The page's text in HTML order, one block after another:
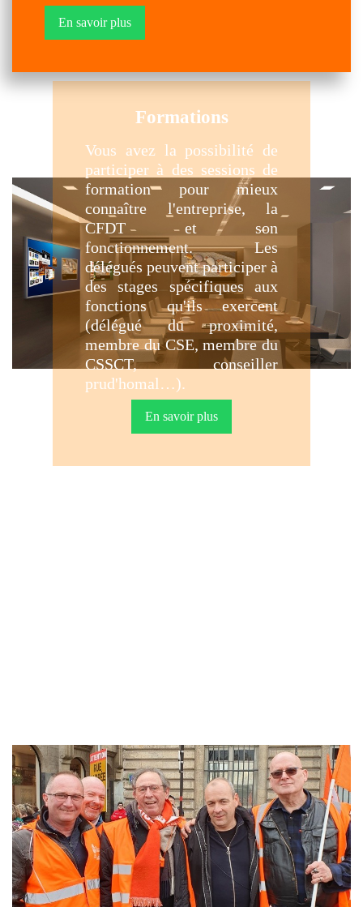
En savoir plus
Formations
Vous avez la possibilité de
participer à des sessions de
formation pour mieux
connaître l'entreprise, la
CFDT et son
fonctionnement. Les
délégués peuvent participer à
des stages spécifiques aux
fonctions qu'ils exercent
(délégué du proximité,
membre du CSE, membre du
CSSCT, conseiller
prud'homal…).
En savoir plus